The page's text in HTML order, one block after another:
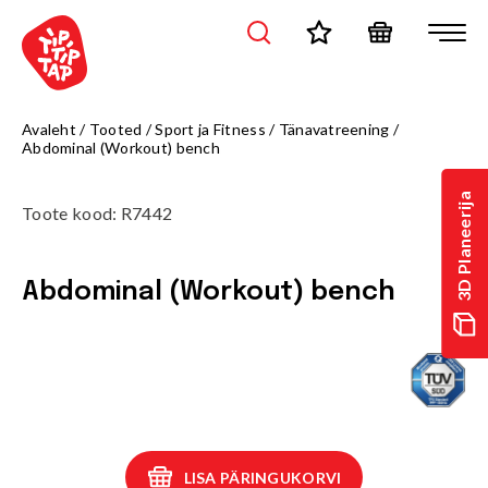
3D Planeerija
Avaleht / Tooted /Sport ja Fitness / Tänavatreening /
Abdominal (Workout) bench
Toote kood: R7442
Abdominal (Workout) bench
LISA PÄRINGUKORVI